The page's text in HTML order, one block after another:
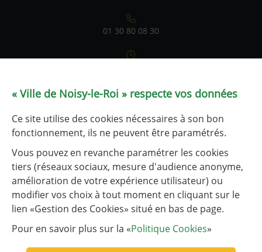
01 30 80 08 30
le service État civil est fermé les 1er et 3e lundis après-midi
Tableau de fréquentation
NOUS CONTACTER
Liens utiles
Liste des liens utiles
Communauté d’agglomération de Versailles Grand Parc
« Ville de Noisy-le-Roi » respecte vos données
Ce site utilise des cookies nécessaires à son bon
fonctionnement, ils ne peuvent être paramétrés.
Vous pouvez en revanche paramétrer les cookies
tiers (réseaux sociaux, mesure d'audience anonyme,
amélioration de votre expérience utilisateur) ou
modifier vos choix à tout moment en cliquant sur le
lien «Gestion des Cookies» situé en bas de page.
Pour en savoir plus sur la «Politique Cookies»